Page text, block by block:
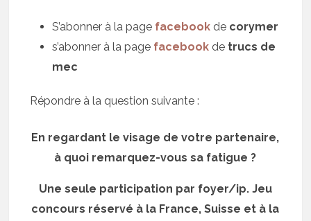
S’abonner à la page facebook de corymer
s’abonner à la page facebook de trucs de
mec
Répondre à la question suivante :
En regardant le visage de votre partenaire,
à quoi remarquez-vous sa fatigue ?
Une seule participation par foyer/ip. Jeu
concours réservé à la France, Suisse et à la